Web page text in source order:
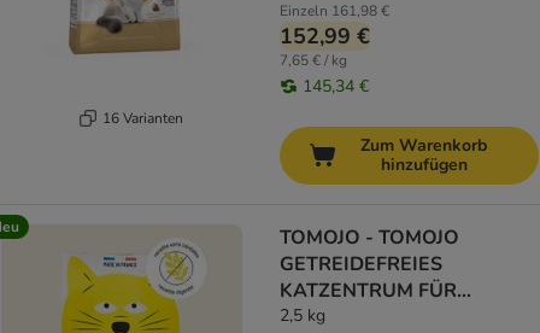
16 Varianten
Einzeln 161,98 €
152,99 €
7,65 € / kg
145,34 €
Zum Warenkorb
hinzufügen
TOMOJO - TOMOJO
GETREIDEFREIES
KATZENTRUM FÜR
ERWACHSENE KATZEN
2,5 kg